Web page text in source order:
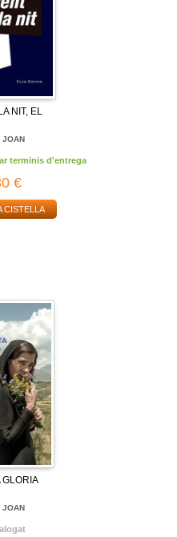
NIT, EL
JOAN
terminis d'entrega
€
CISTELLA
GLORIA
JOAN